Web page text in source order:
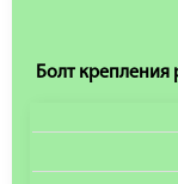
Болт крепления